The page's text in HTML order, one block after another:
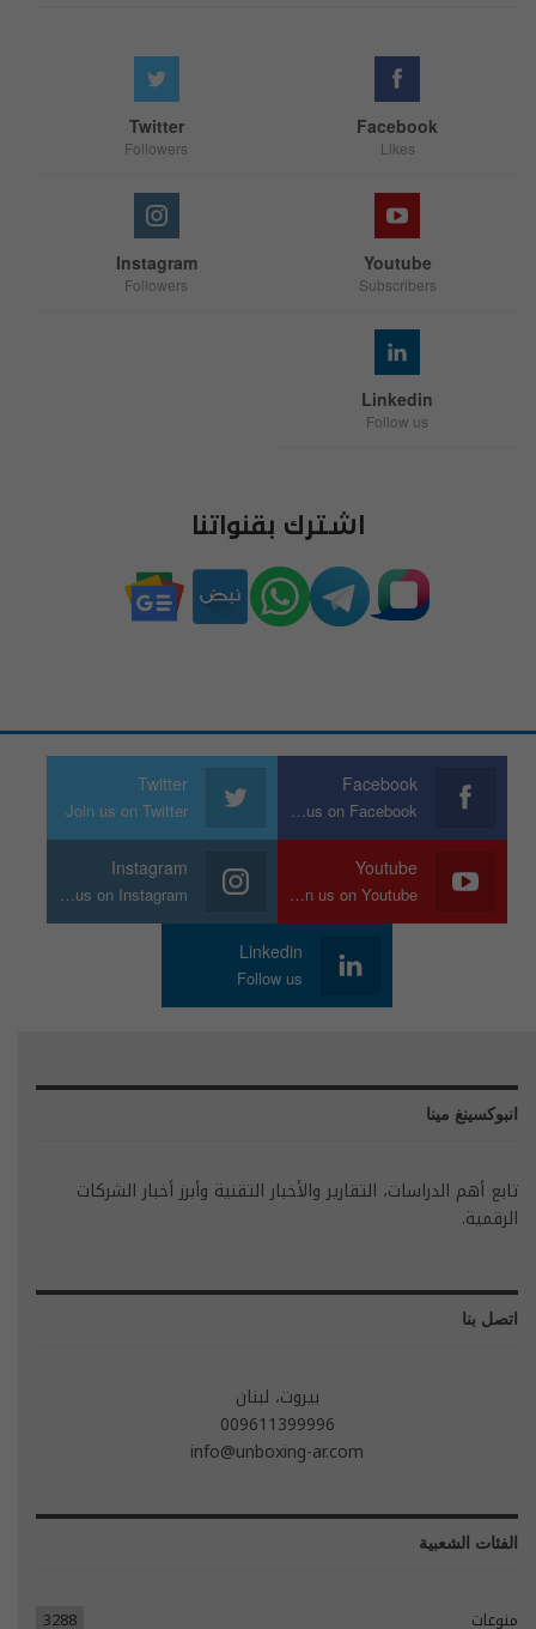
Facebook
Likes
Twitter
Followers
Youtube
Subscribers
Instagram
Followers
Linkedin
Follow us
اشترك بقنواتنا
Facebook
Join us on Facebook
Twitter
Join us on Twitter
Youtube
Join us on Youtube
Instagram
Join us on Instagram
Linkedin
Follow us
انبوكسينغ مينا
تابع أهم الدراسات، التقارير والأخبار التقنية وأبرز أخبار الشركات
الرقمية.
اتصل بنا
بيروت، لبنان
009611399996
info@unboxing-ar.com
الفئات الشعبية
منوعات 3288